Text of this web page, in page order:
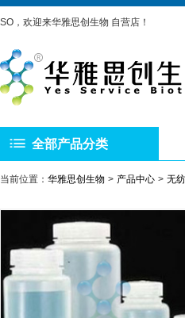
SO，欢迎来华雅思创生物 自营店！
全部产品分类
当前位置： 华雅思创生物 产品中心 无